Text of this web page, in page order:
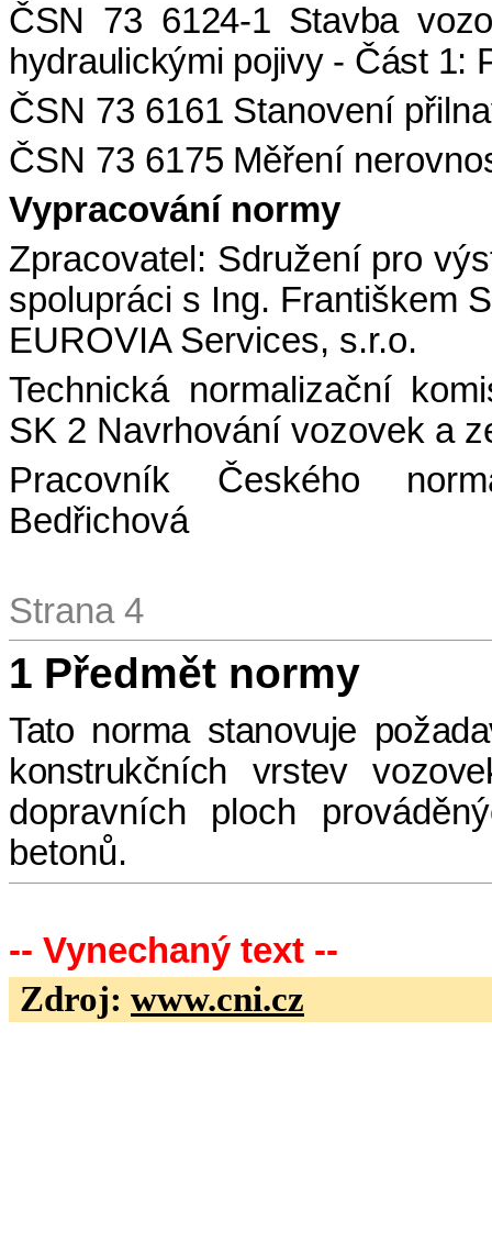
ČSN 73 6124-1 Stavba
hydraulickými pojivy - Část 1:
ČSN 73 6161 Stanovení
ČSN 73 6175 Měření
Vypracování normy
Zpracovatel: Sdružení pro
spolupráci s Ing. Františkem
EUROVIA Services, s.r.o.
Technická normalizační
SK 2 Navrhování vozovek a
Pracovník Českého
Bedřichová
Strana 4
1 Předmět normy
Tato norma stanovuje
konstrukčních vrstev
dopravních ploch
betonů.
-- Vynechaný text --
Zdroj: www.cni.cz